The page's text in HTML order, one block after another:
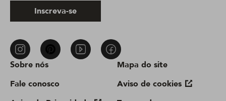
Sobre nós
Fale conosco
Mapa do site
Aviso de cookies
Inscreva-se